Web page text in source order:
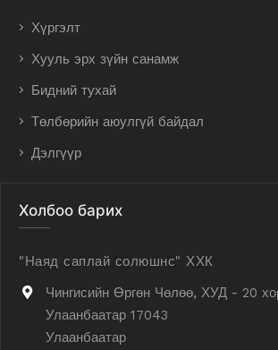
Хүргэлт
Хууль эрх зүйн санамж
Бидний тухай
Төлбөрийн аюулгүй байдал
Дэлгүүр
Холбоо барих
"Наяд саплай солюшнс" ХХК
Чингисийн Өргөн Чөлөө, ХУД - 20
Улаанбаатар 17043
Улаанбаатар